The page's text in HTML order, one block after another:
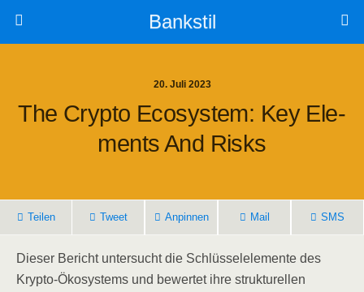
Bankstil
20. Juli 2023
The Cryp­to Eco­sys­tem: Key Ele­
Ments And Risks
Tei­len Tweet Anpin­nen Mail SMS
Die­ser Bericht unter­sucht die Schlüs­sel­ele­men­te des
Kryp­to-Öko­sys­tems und bewer­tet ihre struk­tu­rel­len